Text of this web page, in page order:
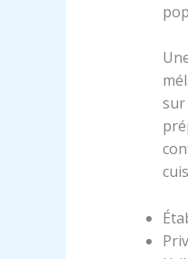
sur